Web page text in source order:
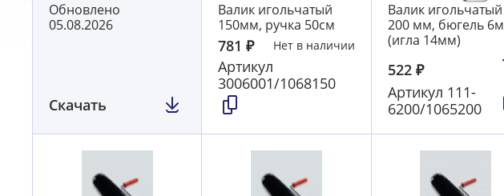
Обновлено
05.08.2026
Скачать
Валик игольчатый
150мм, ручка 50см
781₽ Нет в наличии
Артикул
3006001/1068150
Валик игольчатый
200 мм, бюгель 6м
(игла 14мм)
522 ₽
Артикул 111-
6200/1065200